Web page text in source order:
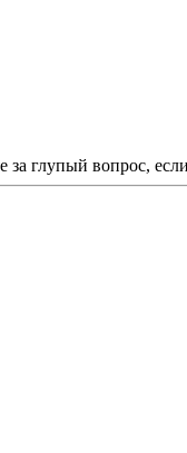
глупый вопрос,